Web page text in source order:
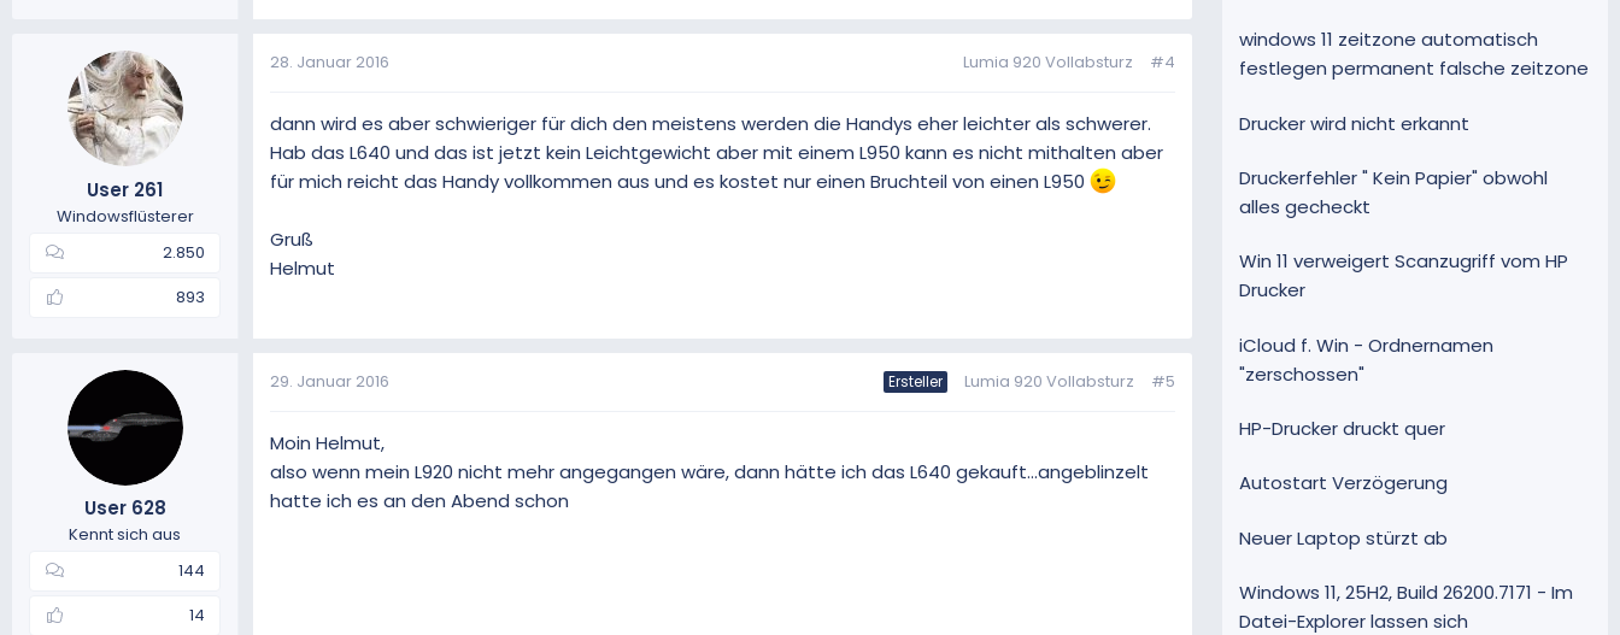
User 261
Windowsflüsterer
2.850
893
28. Januar 2016 Lumia 920 Vollabsturz #4
dann wird es aber schwieriger für dich den meistens werden die Handys eher leichter als schwerer.
Hab das L640 und das ist jetzt kein Leichtgewicht aber mit einem L950 kann es nicht mithalten aber
für mich reicht das Handy vollkommen aus und es kostet nur einen Bruchteil von einen L950
Gruß
Helmut
User 628
Kennt sich aus
144
14
29. Januar 2016 Ersteller Lumia 920 Vollabsturz #5
Moin Helmut,
also wenn mein L920 nicht mehr angegangen wäre, dann hätte ich das L640 gekauft...angeblinzelt
hatte ich es an den Abend schon
windows 11 zeitzone automatisch
festlegen permanent falsche zeitzone
Drucker wird nicht erkannt
Druckerfehler " Kein Papier" obwohl
alles gecheckt
Win 11 verweigert Scanzugriff vom HP
Drucker
iCloud f. Win - Ordnernamen
"zerschossen"
HP-Drucker druckt quer
Autostart Verzögerung
Neuer Laptop stürzt ab
Windows 11, 25H2, Build 26200.7171 - Im
Datei-Explorer lassen sich